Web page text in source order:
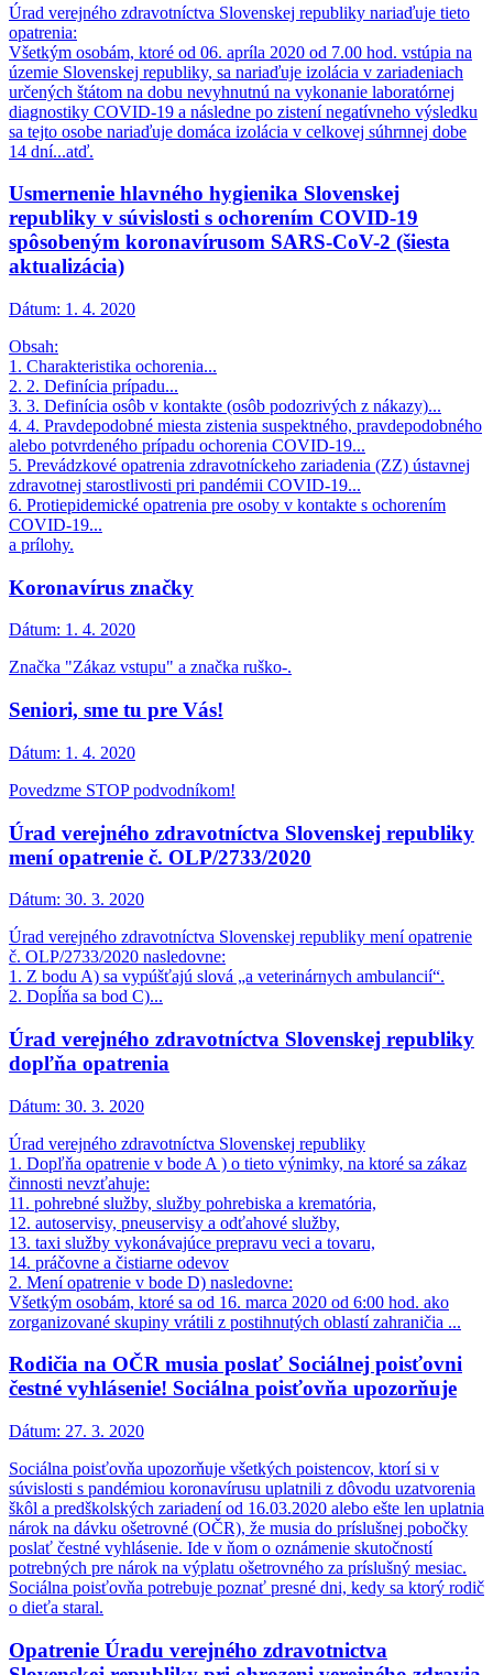
Úrad verejného zdravotníctva Slovenskej republiky nariaďuje tieto
opatrenia:
Všetkým osobám, ktoré od 06. apríla 2020 od 7.00 hod. vstúpia na
územie Slovenskej republiky, sa nariaďuje izolácia v zariadeniach
určených štátom na dobu nevyhnutnú na vykonanie laboratórnej
diagnostiky COVID-19 a následne po zistení negatívneho výsledku
sa tejto osobe nariaďuje domáca izolácia v celkovej súhrnnej dobe
14 dní...atď.
Usmernenie hlavného hygienika Slovenskej
republiky v súvislosti s ochorením COVID-19
spôsobeným koronavírusom SARS-CoV-2 (šiesta
aktualizácia)
Dátum: 1. 4. 2020
Obsah:
1. Charakteristika ochorenia...
2. 2. Definícia prípadu...
3. 3. Definícia osôb v kontakte (osôb podozrivých z nákazy)...
4. 4. Pravdepodobné miesta zistenia suspektného, pravdepodobného
alebo potvrdeného prípadu ochorenia COVID-19...
5. Prevádzkové opatrenia zdravotníckeho zariadenia (ZZ) ústavnej
zdravotnej starostlivosti pri pandémii COVID-19...
6. Protiepidemické opatrenia pre osoby v kontakte s ochorením
COVID-19...
a prílohy.
Koronavírus značky
Dátum: 1. 4. 2020
Značka "Zákaz vstupu" a značka ruško-.
Seniori, sme tu pre Vás!
Dátum: 1. 4. 2020
Povedzme STOP podvodníkom!
Úrad verejného zdravotníctva Slovenskej republiky
mení opatrenie č. OLP/2733/2020
Dátum: 30. 3. 2020
Úrad verejného zdravotníctva Slovenskej republiky mení opatrenie
č. OLP/2733/2020 nasledovne:
1. Z bodu A) sa vypúšťajú slová „a veterinárnych ambulancií“.
2. Dopĺňa sa bod C)...
Úrad verejného zdravotníctva Slovenskej republiky
dopľňa opatrenia
Dátum: 30. 3. 2020
Úrad verejného zdravotníctva Slovenskej republiky
1. Dopľňa opatrenie v bode A ) o tieto výnimky, na ktoré sa zákaz
činnosti nevzťahuje:
11. pohrebné služby, služby pohrebiska a krematória,
12. autoservisy, pneuservisy a odťahové služby,
13. taxi služby vykonávajúce prepravu veci a tovaru,
14. práčovne a čistiarne odevov
2. Mení opatrenie v bode D) nasledovne:
Všetkým osobám, ktoré sa od 16. marca 2020 od 6:00 hod. ako
zorganizované skupiny vrátili z postihnutých oblastí zahraničia ...
Rodičia na OČR musia poslať Sociálnej poisťovni
čestné vyhlásenie! Sociálna poisťovňa upozorňuje
Dátum: 27. 3. 2020
Sociálna poisťovňa upozorňuje všetkých poistencov, ktorí si v
súvislosti s pandémiou koronavírusu uplatnili z dôvodu uzatvorenia
škôl a predškolských zariadení od 16.03.2020 alebo ešte len uplatnia
nárok na dávku ošetrovné (OČR), že musia do príslušnej pobočky
poslať čestné vyhlásenie. Ide v ňom o oznámenie skutočností
potrebných pre nárok na výplatu ošetrovného za príslušný mesiac.
Sociálna poisťovňa potrebuje poznať presné dni, kedy sa ktorý rodič
o dieťa staral.
Opatrenie Úradu verejného zdravotnictva